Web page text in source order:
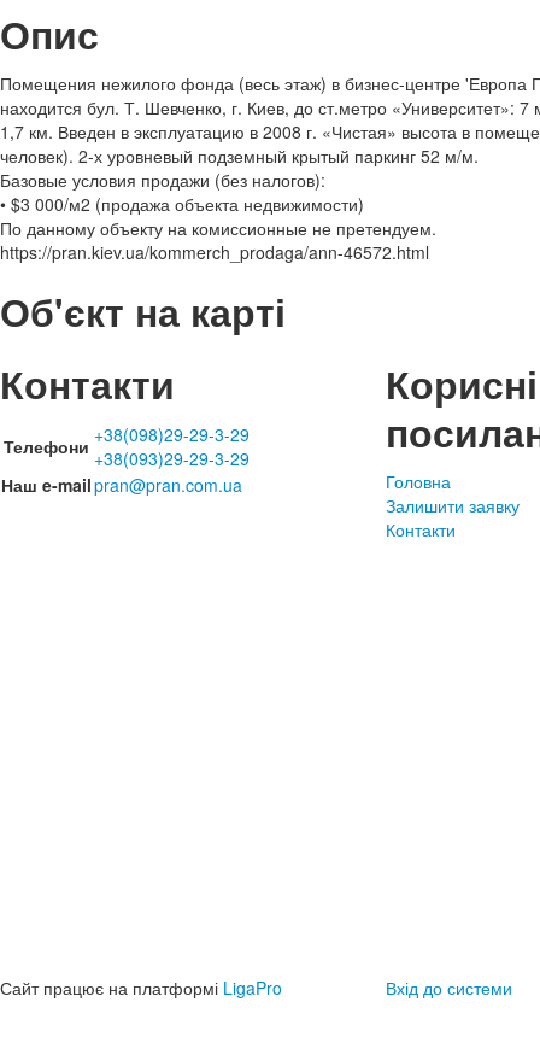
Опис
Помещения нежилого фонда (весь этаж) в бизнес-центре
находится бул. Т. Шевченко, г. Киев, до ст.метро «Университет»:
1,7 км. Введен в эксплуатацию в 2008 г. «Чистая» высота в
человек). 2-х уровневый подземный крытый паркинг 52 м/м.
Базовые условия продажи (без налогов):
• $3 000/м2 (продажа объекта недвижимости)
По данному объекту на комиссионные не претендуем.
https://pran.kiev.ua/kommerch_prodaga/ann-46572.html
Об'єкт на карті
Контакти
Телефони +38(098)29-29-3-29
+38(093)29-29-3-29
Наш e-mailpran@pran.com.ua
Корисні
Головна
Залишити заявку
Контакти
Сайт працює на платформі LigaPro Вхід до системи